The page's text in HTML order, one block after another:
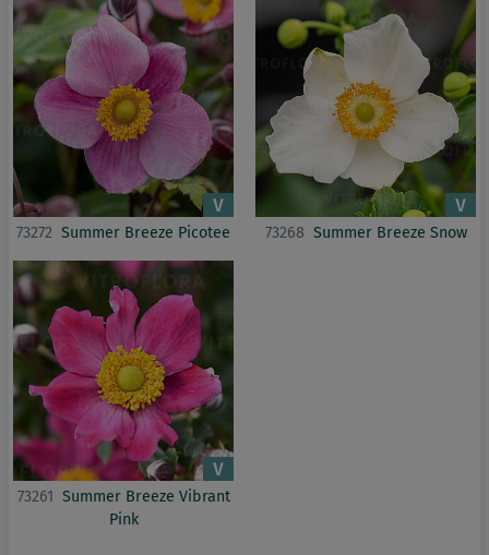
73272 Summer Breeze Picotee 73268 Summer Breeze Snow
73261 Summer Breeze Vibrant
Pink